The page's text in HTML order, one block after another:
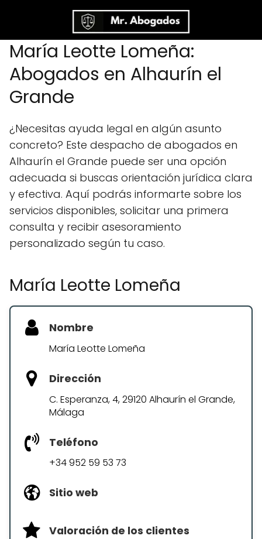
María Leotte Lomeña:
Abogados en Alhaurín el
Grande
¿Necesitas ayuda legal en algún asunto
concreto? Este despacho de abogados en
Alhaurín el Grande puede ser una opción
adecuada si buscas orientación jurídica clara
y efectiva. Aquí podrás informarte sobre los
servicios disponibles, solicitar una primera
consulta y recibir asesoramiento
personalizado según tu caso.
María Leotte Lomeña
Nombre
María Leotte Lomeña
Dirección
C. Esperanza, 4, 29120 Alhaurín el Grande,
Málaga
Teléfono
+34 952 59 53 73
Sitio web
Valoración de los clientes